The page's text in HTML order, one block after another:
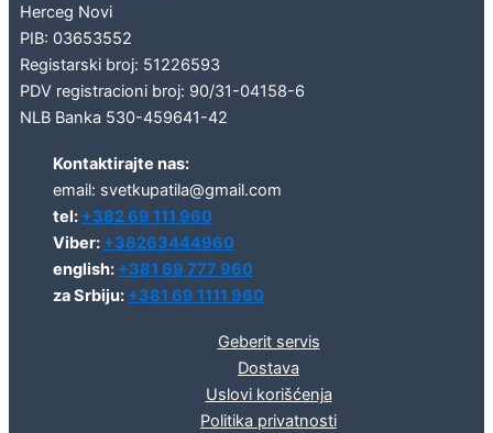
Herceg Novi
PIB: 03653552
Registarski broj: 51226593
PDV registracioni broj: 90/31-04158-6
NLB Banka 530-459641-42
Kontaktirajte nas:
email: svetkupatila@gmail.com
tel: +382 69 111 960
Viber: +38263444960
english: +381 69 777 960
za Srbiju: +381 69 1111 960
Geberit servis
Dostava
Uslovi korišćenja
Politika privatnosti